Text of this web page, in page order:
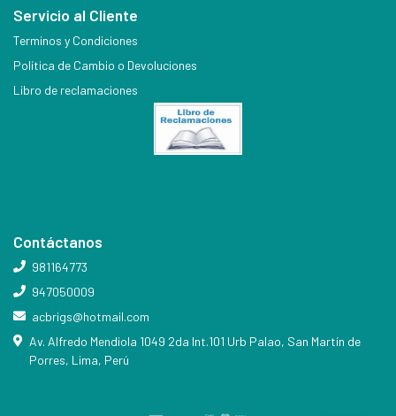
Servicio al Cliente
Terminos y Condiciones
Política de Cambio o Devoluciones
Libro de reclamaciones
Contáctanos
981164773
947050009
acbrigs@hotmail.com
Av. Alfredo Mendiola 1049 2da Int.101 Urb Palao, San Martín de
Porres, Lima, Perú